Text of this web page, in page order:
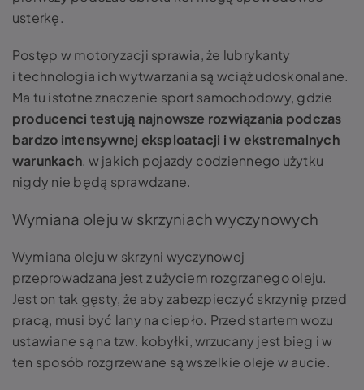
usterkę.
Postęp w motoryzacji sprawia, że lubrykanty
i technologia ich wytwarzania są wciąż udoskonalane.
Ma tu istotne znaczenie sport samochodowy, gdzie
producenci testują najnowsze rozwiązania podczas
bardzo intensywnej eksploatacji i w ekstremalnych
warunkach, w jakich pojazdy codziennego użytku
nigdy nie będą sprawdzane.
Wymiana oleju w skrzyniach wyczynowych
Wymiana oleju w skrzyni wyczynowej
przeprowadzana jest z użyciem rozgrzanego oleju.
Jest on tak gęsty, że aby zabezpieczyć skrzynię przed
pracą, musi być lany na ciepło. Przed startem wozu
ustawiane są na tzw. kobyłki, wrzucany jest bieg i w
ten sposób rozgrzewane są wszelkie oleje w aucie.